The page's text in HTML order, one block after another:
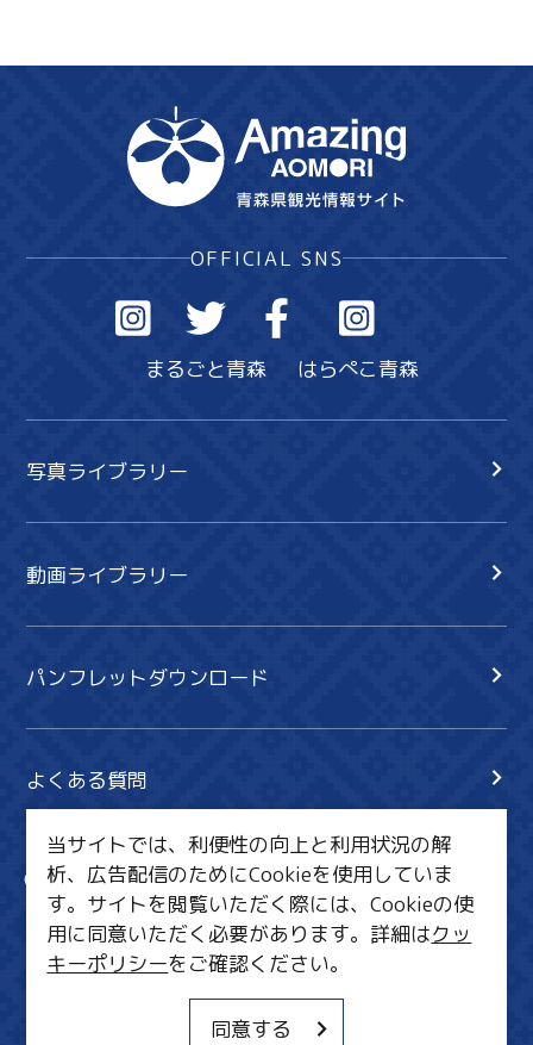
OFFICIAL SNS
まるごと青森 はらぺこ青森
写真ライブラリー
動画ライブラリー
パンフレットダウンロード
よくある質問
サイト内検索
共有
行きたいリスト
MICE・教育・観光事業者の皆様へ
当サイトでは、利便性の向上と利用状況の解
析、広告配信のためにCookieを使用していま
す。サイトを閲覧いただく際には、Cookieの使
用に同意いただく必要があります。詳細はクッ
キーポリシーをご確認ください。
同意する